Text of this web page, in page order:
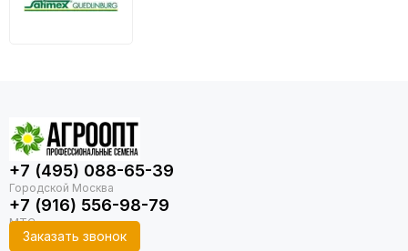
+7 (495) 088-65-39
+7 (916) 556-98-79
Заказать звонок